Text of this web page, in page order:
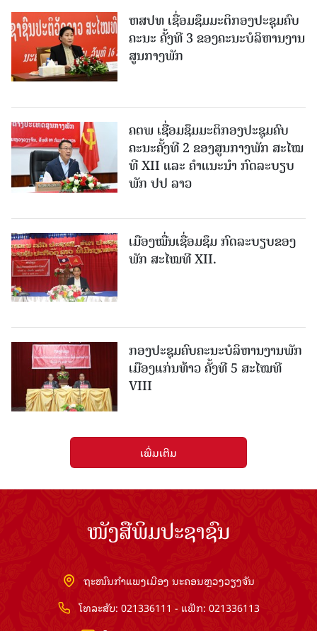
ຫສປທ ເຊື່ອມຊຶມມະຕິກອງປະຊຸມຄົບ
ຄະນະ ຄັ້ງທີ 3 ຂອງຄະນະບໍລິຫານງານ
ສູນກາງພັກ
ຄຕພ ເຊື່ອມຊຶມມະຕິກອງປະຊຸມຄົບ
ຄະນະຄັ້ງທີ 2 ຂອງສູນກາງພັກ ສະໄໝ
ທີ XII ແລະ ຄໍາແນະນໍາ ກົດລະບຽບ
ພັກ ປປ ລາວ
ເມືອງ​ໝື່ນເຊື່ອມຊຶມ ກົດລະບຽບຂອງ
ພັກ ສະໄໝທີ XII.
ກອງປະຊຸມຄົບຄະນະບໍລິຫານງານພັກ
ເມືອງແກ່ນ​ທ້າວ ຄັ້ງທີ 5 ສະໄໝທີ
VIII
ເພີ່ມເຕີມ
ໜັງສືພິມປະຊາຊົນ
ຖະໜົນກຳແພງເມືອງ ນະຄອນຫຼວງວຽງຈັນ
ໂທລະສັບ: 021336111 - ແຟັກ: 021336113